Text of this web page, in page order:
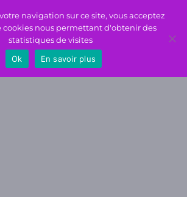
navigation sur ce site, vous acceptez
cookies nous permettant d'obtenir des
statistiques de visites
Ok
En savoir plus